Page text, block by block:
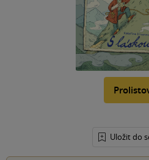
Uložit do